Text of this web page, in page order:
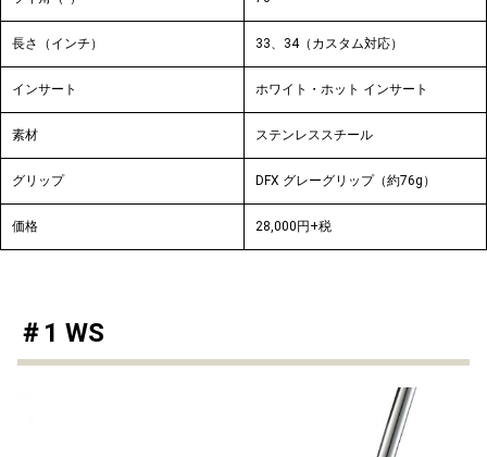
長さ（インチ） 33、34（カスタム対応）
インサート ホワイト・ホット インサート
素材 ステンレススチール
グリップ DFX グレーグリップ（約76g）
価格 28,000円+税
＃1 WS